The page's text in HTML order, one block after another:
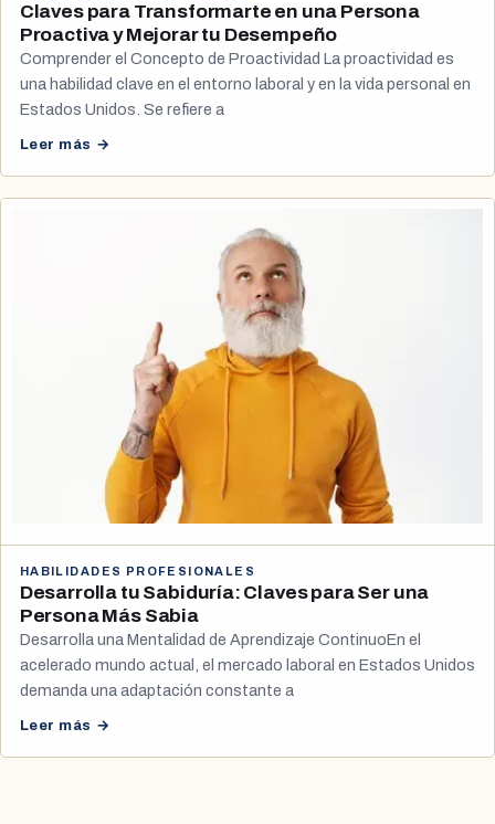
Claves para Transformarte en una Persona
Proactiva y Mejorar tu Desempeño
Comprender el Concepto de Proactividad La proactividad es
una habilidad clave en el entorno laboral y en la vida personal en
Estados Unidos. Se refiere a
Leer más →
HABILIDADES PROFESIONALES
Desarrolla tu Sabiduría: Claves para Ser una
Persona Más Sabia
Desarrolla una Mentalidad de Aprendizaje ContinuoEn el
acelerado mundo actual, el mercado laboral en Estados Unidos
demanda una adaptación constante a
Leer más →